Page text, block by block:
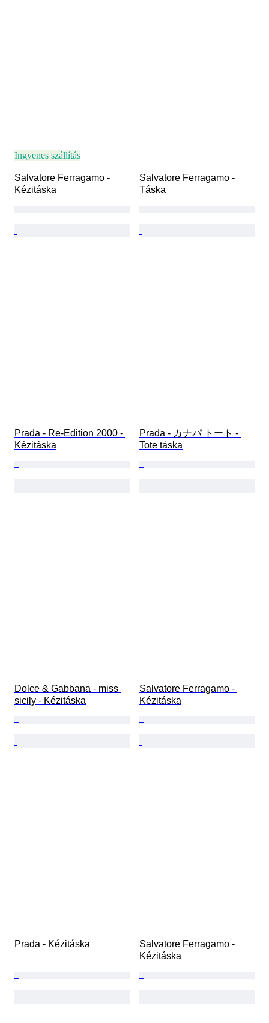
Ingyenes szállítás
Salvatore Ferragamo -
Kézitáska
Salvatore Ferragamo -
Táska
Prada - Re-Edition 2000 -
Kézitáska
Prada - カナパ トート -
Tote táska
Dolce & Gabbana - miss
sicily - Kézitáska
Salvatore Ferragamo -
Kézitáska
Prada - Kézitáska
Salvatore Ferragamo -
Kézitáska